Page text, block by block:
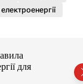
к
л
ь
для